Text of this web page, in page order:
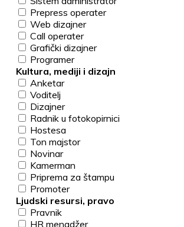
Prepress operater
Web dizajner
Call operater
Grafički dizajner
Programer
Kultura, mediji i dizajn
Anketar
Voditelj
Dizajner
Radnik u fotokopirnici
Hostesa
Ton majstor
Novinar
Kamerman
Priprema za štampu
Promoter
Ljudski resursi, pravo
Pravnik
HR menadžer